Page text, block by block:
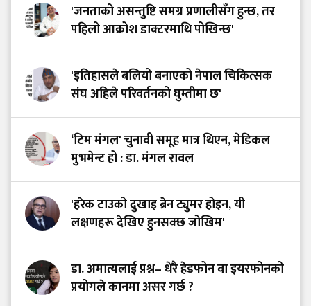
'जनताको असन्तुष्टि समग्र प्रणालीसँग हुन्छ, तर
पहिलो आक्रोश डाक्टरमाथि पोखिन्छ'
'इतिहासले बलियो बनाएको नेपाल चिकित्सक
संघ अहिले परिवर्तनको घुम्तीमा छ'
‘टिम मंगल' चुनावी समूह मात्र थिएन, मेडिकल
मुभमेन्ट हो : डा. मंगल रावल
'हरेक टाउको दुखाइ ब्रेन ट्युमर होइन, यी
लक्षणहरू देखिए हुनसक्छ जोखिम'
डा. अमात्यलाई प्रश्न– धेरै हेडफोन वा इयरफोनको
प्रयोगले कानमा असर गर्छ ?